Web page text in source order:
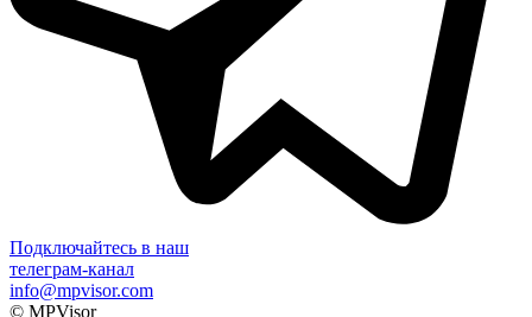
Подключайтесь в наш
телеграм-канал
info@mpvisor.com
© MPVisor